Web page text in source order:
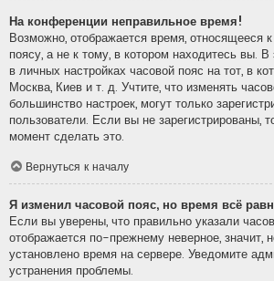
На конференции неправильное время!
Возможно, отображается время, относящееся
поясу, а не к тому, в котором находитесь вы.
в личных настройках часовой пояс на тот, в
Москва, Киев и т. д. Учтите, что изменять
большинство настроек, могут только
пользователи. Если вы не зарегистрированы,
момент сделать это.
Вернуться к началу
Я изменил часовой пояс, но время всё
Если вы уверены, что правильно указали
отображается по-прежнему неверное, значит,
установлено время на сервере. Уведомите
устранения проблемы.